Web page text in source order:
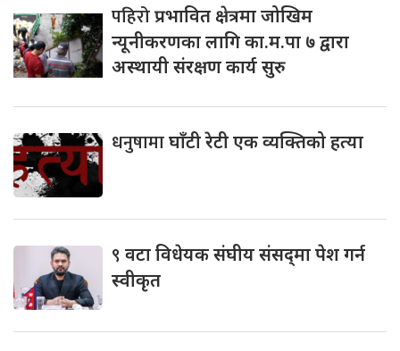
पहिरोप्रभावित क्षेत्रमा जोखिम
न्यूनीकरणका लागि का.म.पा ७ द्वारा
अस्थायी संरक्षण कार्य सुरु
धनुषामाघाँटी रेटी एक व्यक्तिको हत्या
९ वटा विधेयक संघीय संसद्‌मा पेश गर्न
स्वीकृत